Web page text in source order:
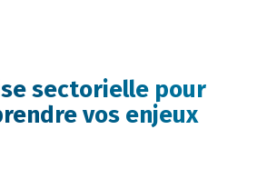
sectorielle pour
vos enjeux